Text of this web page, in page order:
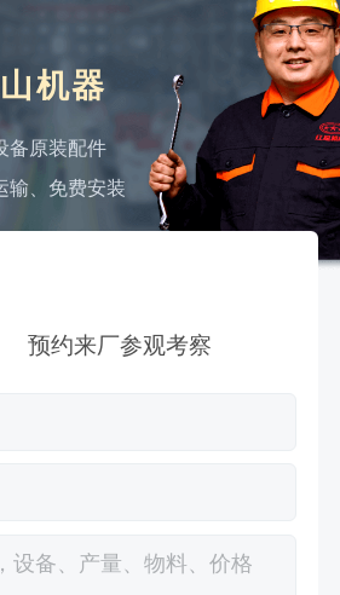
机器
备原装配件
输、免费安装
预约来厂参观考察